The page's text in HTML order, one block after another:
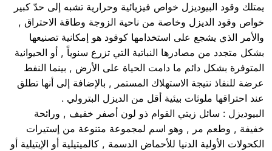
يمتلك وقود البيوديزل خواص فيزيائية وحرارية تشبه إلى حدّ كبير
خواص وقود الديزل وخاصة من ناحية الزوجة وطاقة الاحتراق ,
والأمر الذي يشجع على استخدامها كوقود هو إمكانية تصنيعها
بشكل متجدد من مصادرها النباتية التي تزرع سنوياً , أو الحيوانية
المتوفرة بشكل دائم ما دامت الحياة على الأرض , بينما النفط
عرضة للنفاذ نتيجة الاستهلاك المستمر , بالإضافة إلى أنها تطلق
عند احتراقها ملوثات بيئية أقل من الديزل البترولي .
البيوديزل : سائل زيتي القوام ذو لون أصفر خفيف , ورائحة
خفيفة , وطعم مر , وهو اسم لمجموعة متنوعة من إستيرات
الكحولات الأولية الدنيا للأحماض الدسمة , كالميتيلية أو الإيتيلية أو